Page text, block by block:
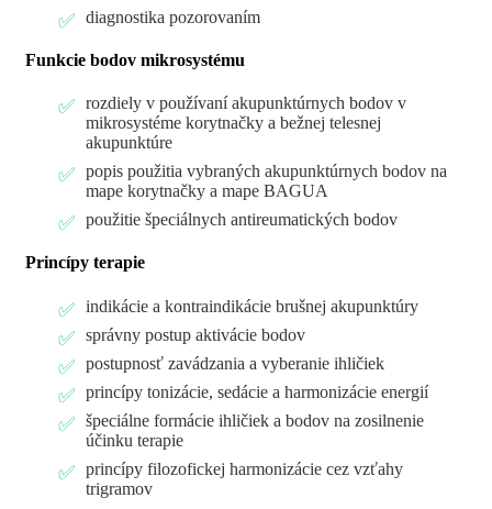
diagnostika pozorovaním
Funkcie bodov mikrosystému
rozdiely v používaní akupunktúrnych bodov v
mikrosystéme korytnačky a bežnej telesnej
akupunktúre
popis použitia vybraných akupunktúrnych bodov na
mape korytnačky a mape BAGUA
použitie špeciálnych antireumatických bodov
Princípy terapie
indikácie a kontraindikácie brušnej akupunktúry
správny postup aktivácie bodov
postupnosť zavádzania a vyberanie ihličiek
princípy tonizácie, sedácie a harmonizácie energií
špeciálne formácie ihličiek a bodov na zosilnenie
účinku terapie
princípy filozofickej harmonizácie cez vzťahy
trigramov